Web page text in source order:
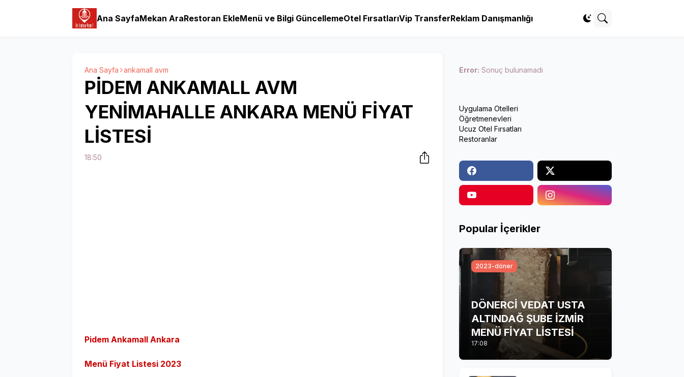
Ana SayfaMekan AraRestoran EkleMenü ve Bilgi GüncellemeOtel FırsatlarıVip TransferReklam Danışmanlığı
Ana Sayfa ankamall avm
PİDEM ANKAMALL AVM
YENİMAHALLE ANKARA MENÜ FİYAT
LİSTESİ
18:50
Pidem Ankamall Ankara
Menü Fiyat Listesi 2023
Error: Sonuç bulunamadı
Uygulama Otelleri
Öğretmenevleri
Ucuz Otel Fırsatları
Restoranlar
Popular İçerikler
2023-döner
DÖNERCİ VEDAT USTA
ALTINDAĞ ŞUBE İZMİR
MENÜ FİYAT LİSTESİ
17:08